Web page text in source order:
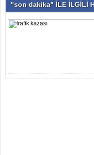
"son dakika" İLE İLGİLİ